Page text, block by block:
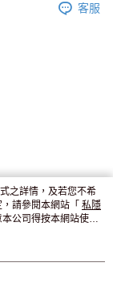
天內取。逾期後
客服
之詳情，及若您不希
請參閱本網站「 私隱
公司得按本網站使用